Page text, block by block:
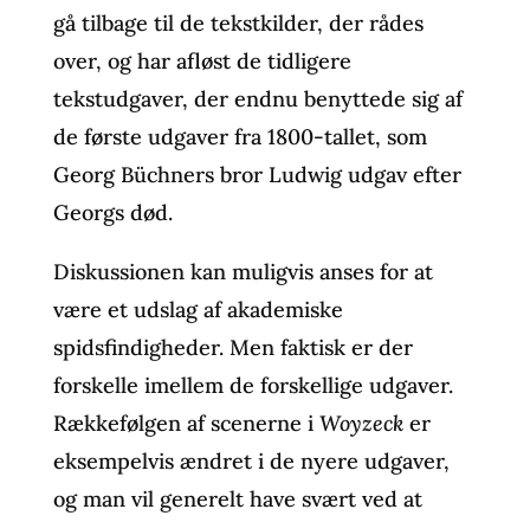
gå tilbage til de tekstkilder, der rådes
over, og har afløst de tidligere
tekstudgaver, der endnu benyttede sig af
de første udgaver fra 1800-tallet, som
Georg Büchners bror Ludwig udgav efter
Georgs død.
Diskussionen kan muligvis anses for at
være et udslag af akademiske
spidsfindigheder. Men faktisk er der
forskelle imellem de forskellige udgaver.
Rækkefølgen af scenerne i Woyzecker
eksempelvis ændret i de nyere udgaver,
og man vil generelt have svært ved at